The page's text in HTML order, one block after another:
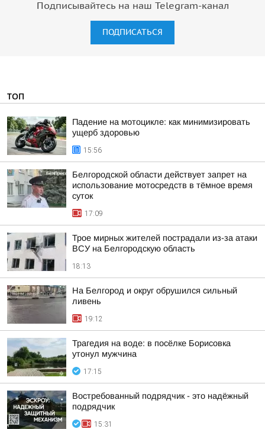
Подписывайтесь на наш Telegram-канал
ПОДПИСАТЬСЯ
ТОП
Падение на мотоцикле: как минимизировать
ущерб здоровью
15:56
Белгородской области действует запрет на
использование мотосредств в тёмное время
суток
17:09
Трое мирных жителей пострадали из-за атаки
ВСУ на Белгородскую область
18:13
На Белгород и округ обрушился сильный
ливень
19:12
Трагедия на воде: в посёлке Борисовка
утонул мужчина
17:15
Востребованный подрядчик - это надёжный
подрядчик
15:31